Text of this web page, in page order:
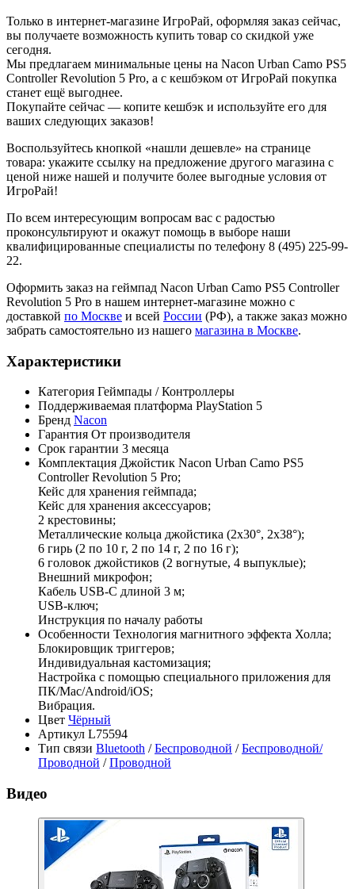
Только в интернет-магазине ИгроРай, оформляя заказ сейчас,
вы получаете возможность купить товар со скидкой уже
сегодня.
Мы предлагаем минимальные цены на Nacon Urban Camo PS5
Controller Revolution 5 Pro, а с кешбэком от ИгроРай покупка
станет ещё выгоднее.
Покупайте сейчас — копите кешбэк и используйте его для
ваших следующих заказов!
Воспользуйтесь кнопкой «нашли дешевле» на странице
товара: укажите ссылку на предложение другого магазина с
ценой ниже нашей и получите более выгодные условия от
ИгроРай!
По всем интересующим вопросам вас с радостью
проконсультируют и окажут помощь в выборе наши
квалифицированные специалисты по телефону 8 (495) 225-99-
22.
Оформить заказ на геймпад Nacon Urban Camo PS5 Controller
Revolution 5 Pro в нашем интернет-магазине можно с
доставкой по Москве и всей России (РФ), а также заказ можно
забрать самостоятельно из нашего магазина в Москве.
Характеристики
Категория Геймпады / Контроллеры
Поддерживаемая платформа PlayStation 5
Бренд Nacon
Гарантия От производителя
Срок гарантии 3 месяца
Комплектация Джойстик Nacon Urban Camo PS5
Controller Revolution 5 Pro;
Кейс для хранения геймпада;
Кейс для хранения аксессуаров;
2 крестовины;
Металлические кольца джойстика (2x30°, 2x38°);
6 гирь (2 по 10 г, 2 по 14 г, 2 по 16 г);
6 головок джойстиков (2 вогнутые, 4 выпуклые);
Внешний микрофон;
Кабель USB-C длиной 3 м;
USB-ключ;
Инструкция по началу работы
Особенности Технология магнитного эффекта Холла;
Блокировщик триггеров;
Индивидуальная кастомизация;
Настройка с помощью специального приложения для
ПК/Mac/Android/iOS;
Вибрация.
Цвет Чёрный
Артикул L75594
Тип связи Bluetooth /Беспроводной /Беспроводной/
Проводной /Проводной
Видео